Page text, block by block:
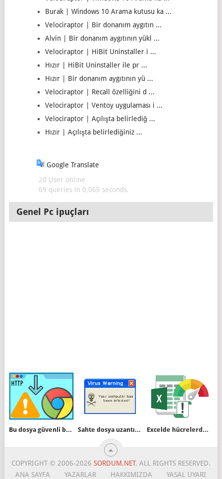
Burak | Windows 10 Arama kutusu ka ...
Velociraptor | Bir donanım aygıtın ...
Alvin | Bir donanım aygıtının yükl ...
Velociraptor | HiBit Uninstaller i ...
Hızır | HiBit Uninstaller ile pr ...
Hızır | Bir donanım aygıtının yü ...
Velociraptor | Recall özelliğini d ...
Velociraptor | Ventoy uygulaması i ...
Velociraptor | Açılışta belirlediğ ...
Hızır | Açılışta belirlediğiniz ...
Google Translate
20 User online
69 queries in 0,065 seconds.
Genel Pc ipuçları
Bu dosya güvenli bir şekilde indirilemiyor hatası Sahte dosya uzantısı nasıl yapılır Excelde hücrelerdeki en büyük veya küçük değeri bulalım
COPYRIGHT © 2006-2026 SORDUM.NET. ALL RIGHTS RESERVED.
ANA SAYFA
YAZARLAR HAKKIMIZDA YASAL UYARI